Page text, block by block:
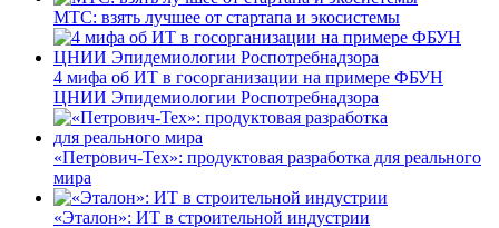
МТС: взять лучшее от стартапа и экосистемы
4 мифа об ИТ в госорганизации на примере ФБУН
ЦНИИ Эпидемиологии Роспотребнадзора
«Петрович-Тех»: продуктовая разработка для реального
мира
«Эталон»: ИТ в строительной индустрии